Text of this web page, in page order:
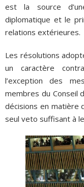
est la source
diplomatique et le
relations extérieures.
Les résolutions
un caractère
l’exception des
membres du Conseil
décisions en matière
seul veto suffisant à